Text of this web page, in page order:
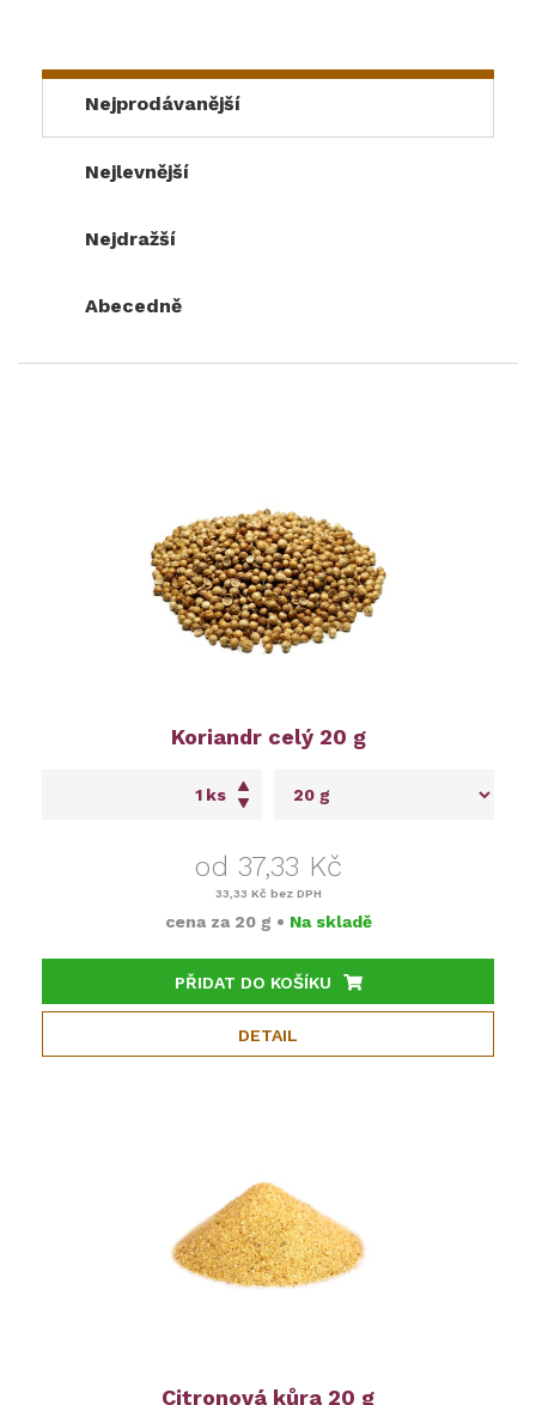
Nejprodávanější
Nejlevnější
Nejdražší
Abecedně
Koriandr celý 20 g
ks
od 37,33 Kč
33,33 Kč bez DPH
cena za 20 g • Na skladě
PŘIDAT DO KOŠÍKU
DETAIL
Citronová kůra 20 g